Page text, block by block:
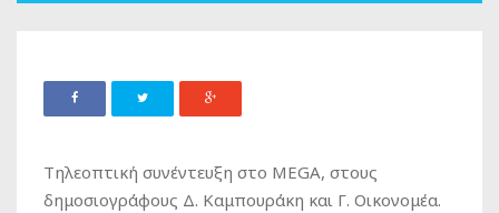
Τηλεοπτική συνέντευξη στο MEGA, στους
δημοσιογράφους Δ. Καμπουράκη και Γ. Οικονομέα.